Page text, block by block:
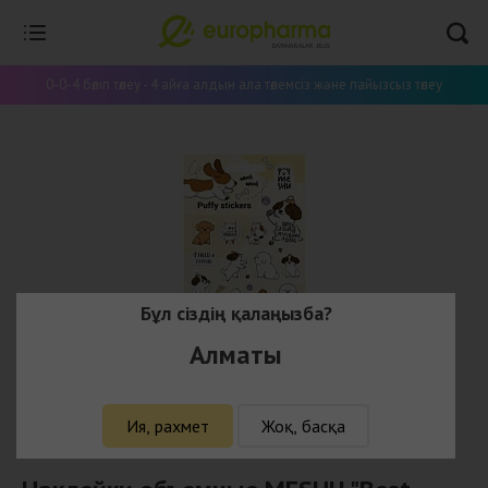
0-0-4 бөліп төлеу - 4 айға алдын ала төлемсіз және пайызсыз төлеу
Бұл сіздің қалаңызба?
Алматы
Ия, рахмет Жоқ, басқа